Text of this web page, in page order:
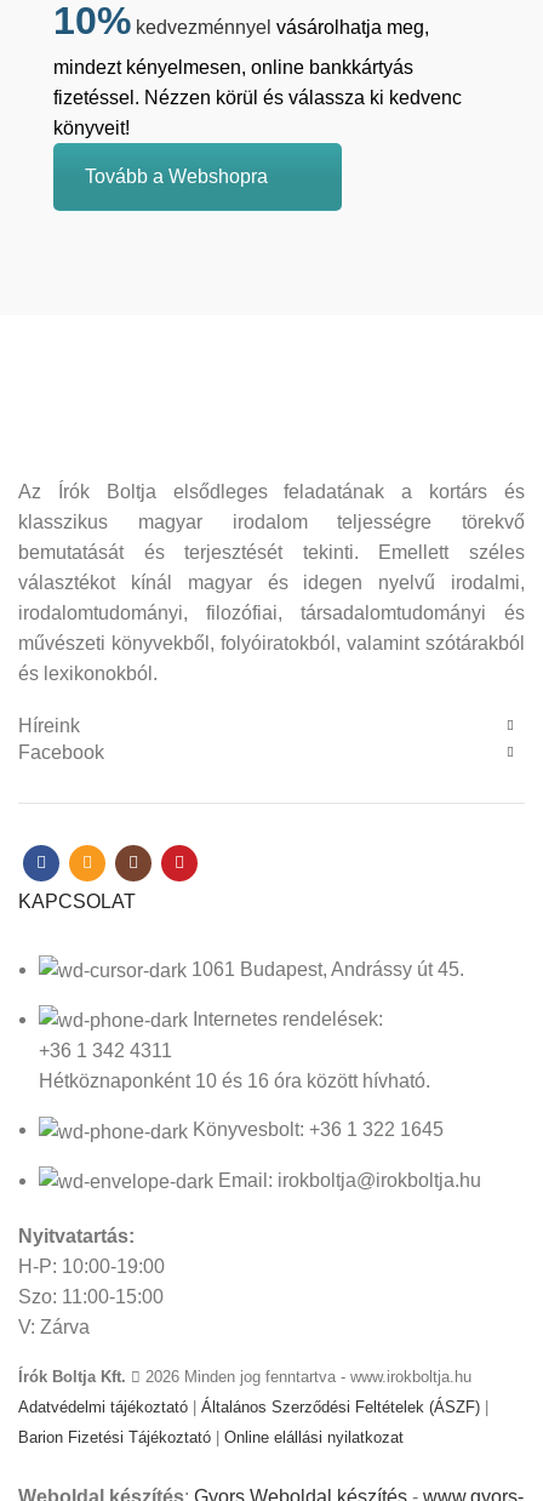
10% kedvezménnyel vásárolhatja meg,
mindezt kényelmesen, online bankkártyás
fizetéssel. Nézzen körül és válassza ki kedvenc
könyveit!
Tovább a Webshopra
Az Írók Boltja elsődleges feladatának a kortárs és
klasszikus magyar irodalom teljességre törekvő
bemutatását és terjesztését tekinti. Emellett széles
választékot kínál magyar és idegen nyelvű irodalmi,
irodalomtudományi, filozófiai, társadalomtudományi és
művészeti könyvekből, folyóiratokból, valamint szótárakból
és lexikonokból.
Híreink
Facebook
KAPCSOLAT
1061 Budapest, Andrássy út 45.
Internetes rendelések:
+36 1 342 4311
Hétköznaponként 10 és 16 óra között hívható.
Könyvesbolt: +36 1 322 1645
Email: irokboltja@irokboltja.hu
Nyitvatartás:
H-P: 10:00-19:00
Szo: 11:00-15:00
V: Zárva
Írók Boltja Kft.
2026 Minden jog fenntartva - www.irokboltja.hu
Adatvédelmi tájékoztató
Általános Szerződési Feltételek (ÁSZF)
Barion Fizetési Tájékoztató
Online elállási nyilatkozat
Weboldal készítés: Gyors Weboldal készítés - www.gyors-